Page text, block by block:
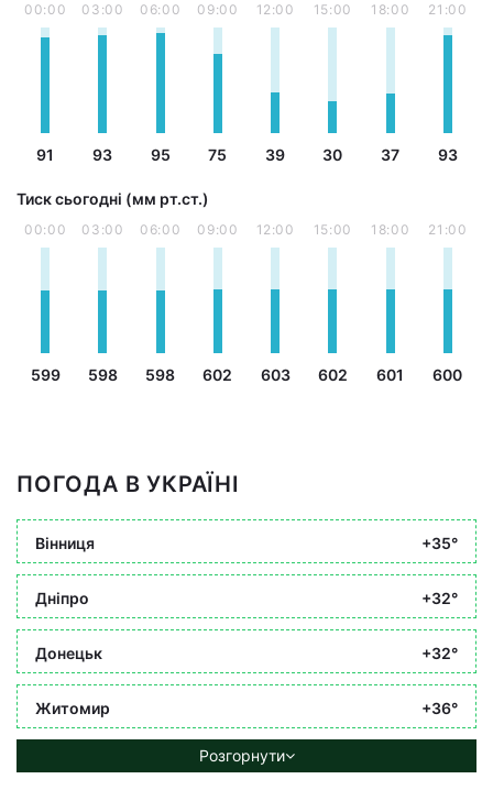
00:00
91
03:00
93
06:00
95
09:00
75
12:00
39
15:00
30
18:00
37
21:00
93
Тиск сьогодні (мм рт.ст.)
00:00
599
03:00
598
06:00
598
09:00
602
12:00
603
15:00
602
18:00
601
21:00
600
ПОГОДА В УКРАЇНІ
Вінниця +35°
Дніпро +32°
Донецьк +32°
Житомир +36°
Розгорнути